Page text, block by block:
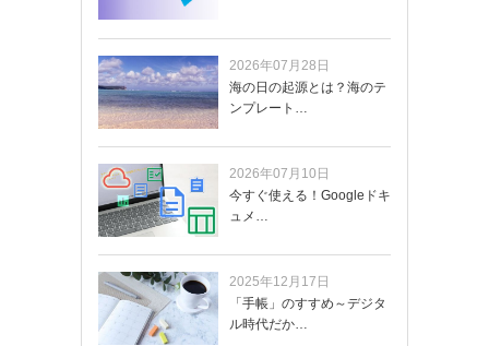
2026年07月28日
海の日の起源とは？海のテ
ンプレート…
2026年07月10日
今すぐ使える！Googleドキ
ュメ…
2025年12月17日
「手帳」のすすめ～デジタ
ル時代だか…